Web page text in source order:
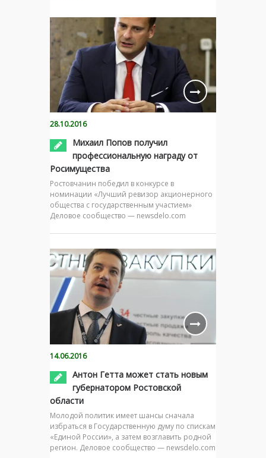
28.10.2016
Михаил Попов получил
профессиональную награду от
Росимущества
Ростовчанин победил в конкурсе в
номинации «Лучший ревизор акционерного
общества с государственным участием»
Деловое сообщество — newsdelo.com
14.06.2016
Антон Гетта может стать новым
губернатором Ростовской
области
Молодой политик имеет шансы сначала
избраться в Государственную думу по спискам
«Единой России», а затем возглавить родной
регион. Деловое сообщество — newsdelo.com